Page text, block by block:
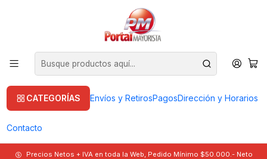
CATEGORÍAS Envíos y RetirosPagosDirección y Horarios
Contacto
Precios Netos + IVA en toda la Web, Pedido Mínimo $50.000.- Neto